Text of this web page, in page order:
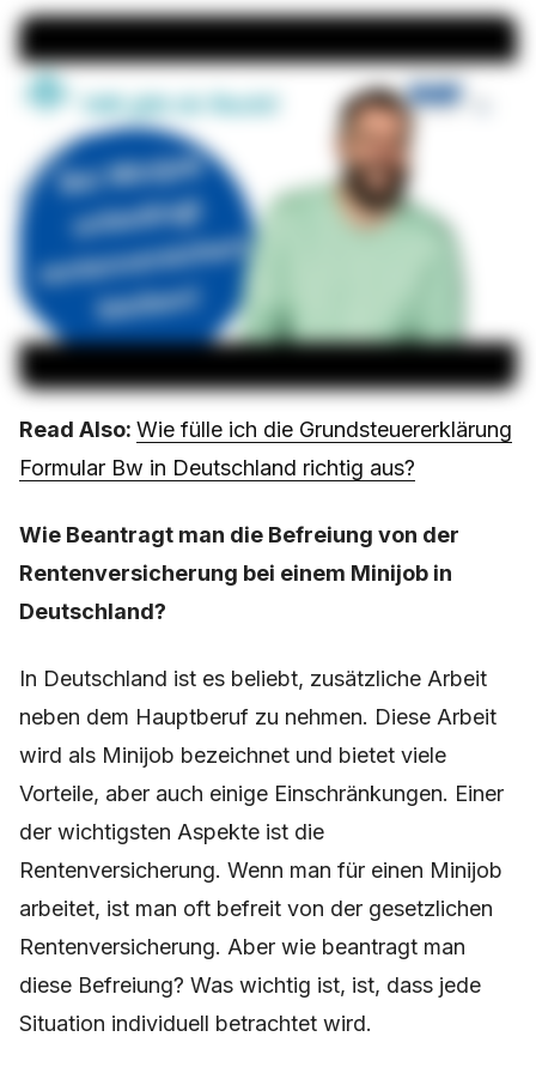
Read Also: Wie fülle ich die Grundsteuererklärung
Formular Bw in Deutschland richtig aus?
Wie Beantragt man die Befreiung von der
Rentenversicherung bei einem Minijob in
Deutschland?
In Deutschland ist es beliebt, zusätzliche Arbeit
neben dem Hauptberuf zu nehmen. Diese Arbeit
wird als Minijob bezeichnet und bietet viele
Vorteile, aber auch einige Einschränkungen. Einer
der wichtigsten Aspekte ist die
Rentenversicherung. Wenn man für einen Minijob
arbeitet, ist man oft befreit von der gesetzlichen
Rentenversicherung. Aber wie beantragt man
diese Befreiung? Was wichtig ist, ist, dass jede
Situation individuell betrachtet wird.